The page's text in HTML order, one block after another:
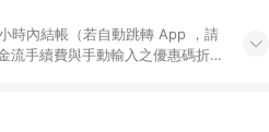
時內結帳（若自動跳轉 App ，請
流手續費與手動輸入之優惠碼折
資格。 7. 點數將於出貨後 45 天